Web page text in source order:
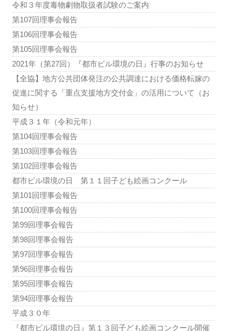
令和３年度毒物劇物取扱者試験のご案内
第107回理事会報告
第106回理事会報告
第105回理事会報告
2021年（第27回）『都市ビル環境の日』行事のお知らせ
【全協】地方公共団体発注の公共調達における価格転嫁の
促進に関する「重点支援地方交付金」の活用について（お
知らせ）
平成３１年（令和元年）
第104回理事会報告
第103回理事会報告
第102回理事会報告
都市ビル環境の日 第１１回子ども絵画コンクール
第101回理事会報告
第100回理事会報告
第99回理事会報告
第98回理事会報告
第97回理事会報告
第96回理事会報告
第95回理事会報告
第94回理事会報告
平成３０年
『都市ビル環境の日』第１３回子ども絵画コンクール開催